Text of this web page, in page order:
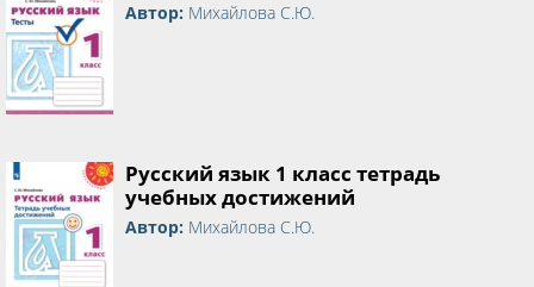
Автор: Михайлова С.Ю.
Русский язык 1 класс тетрадь
учебных достижений
Автор: Михайлова С.Ю.